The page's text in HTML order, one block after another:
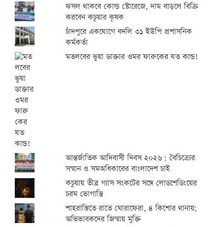
ফসল থাকবে কোল্ড স্টোরেজে, দাম বাড়লে বিক্রি
করবেন কচুয়ার কৃষক
চাঁদপুরে একযোগে বদলি ৩১ ইউপি প্রশাসনিক
কর্মকর্তা
মতলবের ভুয়া ডাক্তার ওমর ফারুকের যত কান্ড!
আন্তর্জাতিক আদিবাসী দিবস ২০২৬: বৈচিত্র্যের
সম্মান ও সমঅধিকারের বাংলাদেশ চাই
কচুয়ায় তীব্র গ্যাস সংকটের সঙ্গে লোডশেডিংয়ের
চরম ভোগান্তি
শাহরাস্তিতে রাতে ঘোরাফেরা, ৪ কিশোর থানায়;
অভিভাবকদের জিম্মায় মুক্তি